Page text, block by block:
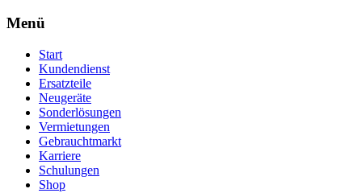
Menü
Start
Kundendienst
Ersatzteile
Neugeräte
Sonderlösungen
Vermietungen
Gebrauchtmarkt
Karriere
Schulungen
Shop